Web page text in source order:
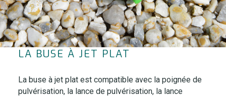
LA BUSE À JET PLAT
La buse à jet plat est compatible avec la poignée de
pulvérisation, la lance de pulvérisation, la lance